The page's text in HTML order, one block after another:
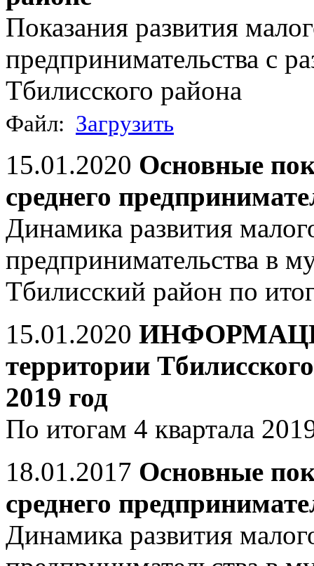
Показания развития
предпринимательства с
Тбилисского района
Файл: Загрузить
15.01.2020 Основные
среднего
Динамика развития
предпринимательства в
Тбилисский район по
15.01.2020
территории
2019 год
По итогам 4 квартала
18.01.2017 Основные
среднего
Динамика развития